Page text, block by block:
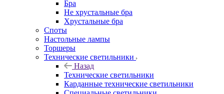
Бра
Не хрустальные бра
Хрустальные бра
Споты
Настольные лампы
Торшеры
Технические светильники
Назад
Технические светильники
Карданные технические светильники